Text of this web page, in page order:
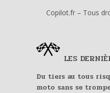
Copilot.fr – Tous
LES
Du tiers au tous
moto sans se